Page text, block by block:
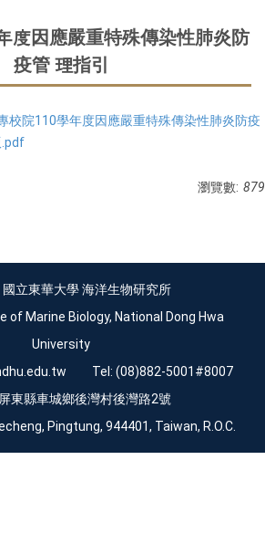
度因應嚴重特殊傳染性肺炎防
疫管 理指引
校院110學年度因應嚴重特殊傳染性肺炎防疫
.pdf
瀏覽數: 879
國立東華大學 海洋生物研究所
of Marine Biology, National Dong Hwa
University
Tel: (08)882-5001#8007
東縣車城鄉後灣村後灣路2號
Pingtung, 944401, Taiwan, R.O.C.